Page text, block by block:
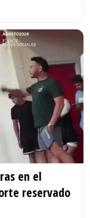
en el
reservado